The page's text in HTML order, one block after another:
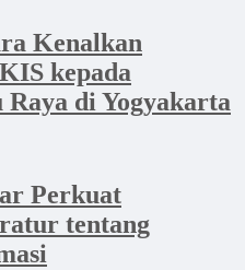
Kenalkan
kepada
di Yogyakarta
Perkuat
tentang